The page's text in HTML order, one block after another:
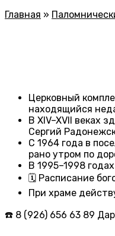
Главная »
Церковный
находящийся
В XIV–XVII веках
Сергий
С 1964 года в
рано утром по
В 1995–1998
🗓 Расписание
При храме
☎️ 8 (926) 656 63 89